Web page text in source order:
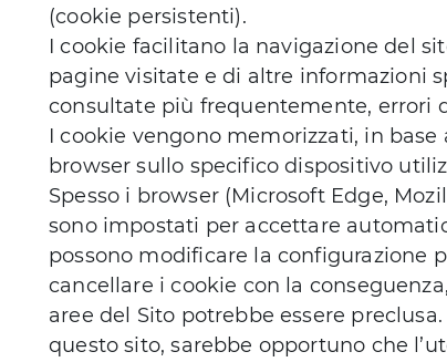
(cookie persistenti).
I cookie facilitano la navigazione del
pagine visitate e di altre informazioni
consultate più frequentemente, errori
I cookie vengono memorizzati, in
browser sullo specifico dispositivo
Spesso i browser (Microsoft Edge,
sono impostati per accettare
possono modificare la configurazione
cancellare i cookie con la
aree del Sito potrebbe essere
questo sito, sarebbe opportuno che